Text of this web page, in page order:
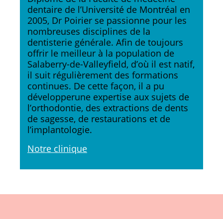
dentaire de l’Université de Montréal en
2005, Dr Poirier se passionne pour les
nombreuses disciplines de la
dentisterie générale. Afin de toujours
offrir le meilleur à la population de
Salaberry-de-Valleyfield, d’où il est natif,
il suit régulièrement des formations
continues. De cette façon, il a pu
développerune expertise aux sujets de
l’orthodontie, des extractions de dents
de sagesse, de restaurations et de
l’implantologie.
Notre clinique